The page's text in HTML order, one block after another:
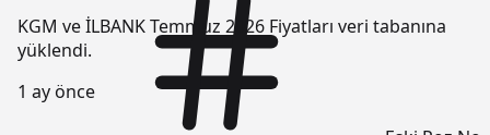
KGM ve İLBANK Temmuz 2026 Fiyatları veri tabanına
yüklendi.
1 ay önce